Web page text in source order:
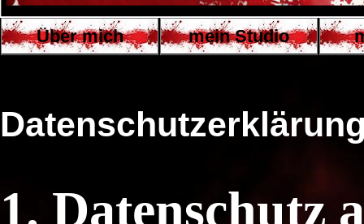
Über mich mein Studio
1. Datenschutz